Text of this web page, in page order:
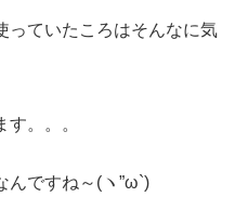
っていたころはそんなに気
。。。
んですね～(ヽ”ω`)